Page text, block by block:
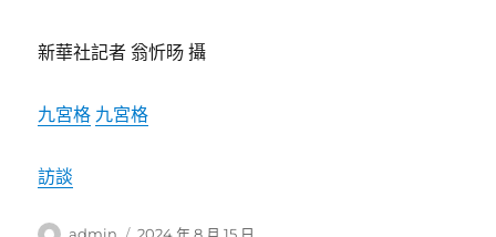
新華社記者 翁忻旸 攝
九宮格 九宮格
訪談
作
發